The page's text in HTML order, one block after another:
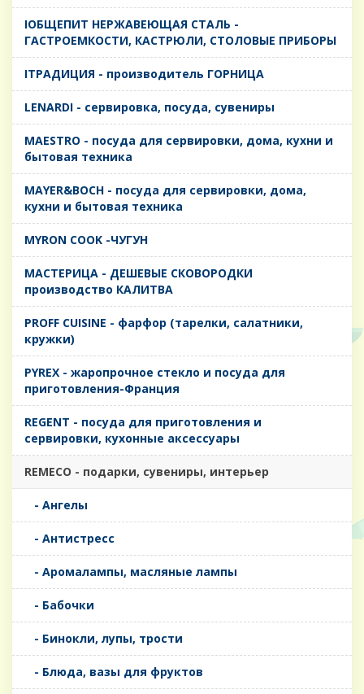
IОБЩЕПИТ НЕРЖАВЕЮЩАЯ СТАЛЬ -
ГАСТРОЕМКОСТИ, КАСТРЮЛИ, СТОЛОВЫЕ ПРИБОРЫ
IТРАДИЦИЯ - производитель ГОРНИЦА
LENARDI - сервировка, посуда, сувениры
MAESTRO - посуда для сервировки, дома, кухни и
бытовая техника
MAYER&BOCH - посуда для сервировки, дома,
кухни и бытовая техника
MYRON COOK -ЧУГУН
MАСТЕРИЦА - ДЕШЕВЫЕ СКОВОРОДКИ
производство КАЛИТВА
PROFF CUISINE - фарфор (тарелки, салатники,
кружки)
PYREX - жаропрочное стекло и посуда для
приготовления-Франция
REGENT - посуда для приготовления и
сервировки, кухонные аксессуары
REMECO - подарки, сувениры, интерьер
- Ангелы
- Антистресс
- Аромалампы, масляные лампы
- Бабочки
- Бинокли, лупы, трости
- Блюда, вазы для фруктов